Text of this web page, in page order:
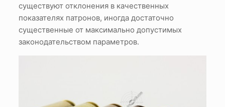
существуют отклонения в качественных
показателях патронов, иногда достаточно
существенные от максимально допустимых
законодательством параметров.